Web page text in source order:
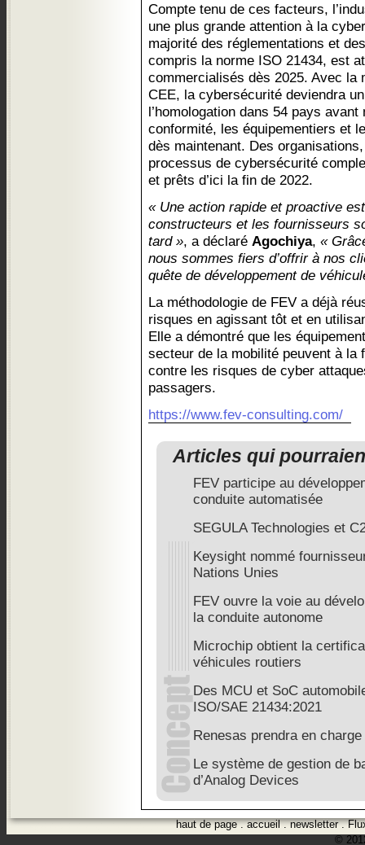
Compte tenu de ces facteurs,
une plus grande attention à la
majorité des réglementations et
compris la norme ISO 21434, est
commercialisés dès 2025. Avec la
CEE, la cybersécurité deviendra
l’homologation dans 54 pays
conformité, les équipementiers et
dès maintenant. Des
processus de cybersécurité
et prêts d’ici la fin de 2022.
« Une action rapide et proactive
constructeurs et les fournisseurs
tard », a déclaré Agochiya, «
nous sommes fiers d’offrir à nos
quête de développement de
La méthodologie de FEV a déjà
risques en agissant tôt et en
Elle a démontré que les
secteur de la mobilité peuvent à la
contre les risques de cyber
passagers.
https://www.fev-consulting.com/
Articles qui
FEV participe au
conduite automatisée
SEGULA Technologies et
Keysight nommé
Nations Unies
FEV ouvre la voie au
la conduite autonome
Microchip obtient la
véhicules routiers
Des MCU et SoC
ISO/SAE 21434:2021
Renesas prendra en
Le système de gestion de
d’Analog Devices
haut de page.accueil.newsletter.
©